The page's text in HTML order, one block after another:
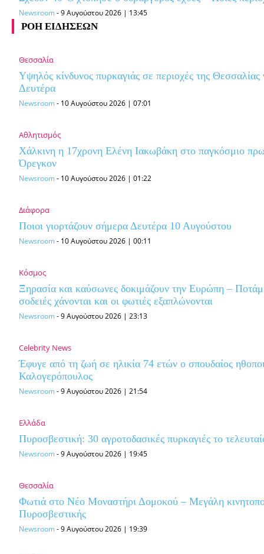
Newsroom-9 Αυγούστου 2026 | 13:45
ΡΟΗ ΕΙΔΗΣΕΩΝ
Θεσσαλία
Υψηλός κίνδυνος πυρκαγιάς σε περιοχές της Θεσσαλίας
Δευτέρα
Newsroom- 10 Αυγούστου 2026 | 07:01
Αθλητισμός
Χάλκινη η 17χρονη Ελένη Ιακωβάκη στο παγκόσμιο
Όρεγκον
Newsroom- 10 Αυγούστου 2026 | 01:22
Διάφορα
Ποιοι γιορτάζουν σήμερα Δευτέρα 10 Αυγούστου
Newsroom- 10 Αυγούστου 2026 | 00:11
Κόσμος
Ξηρασία και καύσωνες δοκιμάζουν την Ευρώπη –
σοδειές χάνονται και οι φωτιές εξαπλώνονται
Newsroom-9 Αυγούστου 2026 | 23:13
Celebrity News
Έφυγε από τη ζωή σε ηλικία 74 ετών ο σπουδαίος
Καλογερόπουλος
Newsroom-9 Αυγούστου 2026 | 21:54
Ελλάδα
Πυροσβεστική: 30 αγροτοδασικές πυρκαγιές το
Newsroom-9 Αυγούστου 2026 | 19:45
Θεσσαλία
Φωτιά στο Νέο Μοναστήρι Δομοκού – Μεγάλη
Πυροσβεστικής
Newsroom-9 Αυγούστου 2026 | 19:39